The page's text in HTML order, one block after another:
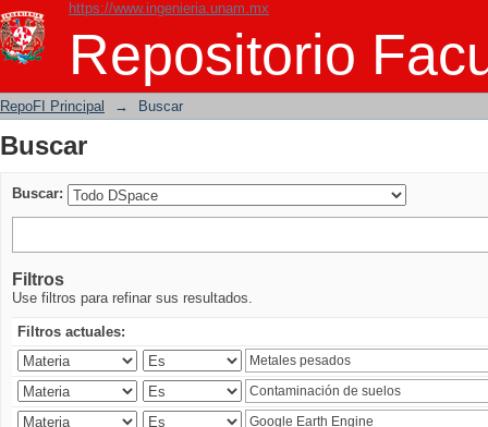
https://www.ingenieria.unam.mx
Repositorio
Buscar
RepoFI Principal → Buscar
Buscar
Buscar:
Filtros
Use filtros para refinar sus resultados.
Filtros actuales: